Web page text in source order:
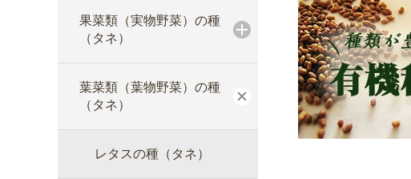
果菜類（実物野菜）の種
（タネ）
葉菜類（葉物野菜）の種
（タネ）
レタスの種（タネ）